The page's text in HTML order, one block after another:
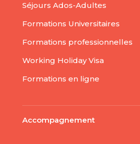
Séjours Ados-Adultes
Formations Universitaires
Formations professionnelles
Working Holiday Visa
Formations en ligne
Accompagnement